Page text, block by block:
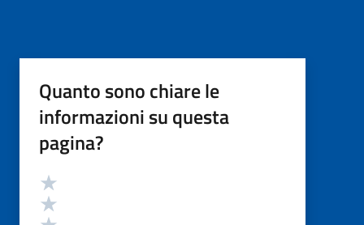
Quanto sono chiare le
informazioni su questa
pagina?
Valutazione